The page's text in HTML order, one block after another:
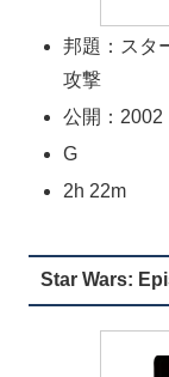
邦題：スタ
攻撃
公開：2002
G
2h 22m
Star Wars: